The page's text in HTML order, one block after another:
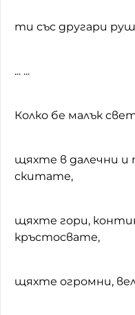
ти със другари
... ...
Колко бе малък
щяхте в далечни
скитате,
щяхте гори,
кръстосвате,
щяхте огромни,